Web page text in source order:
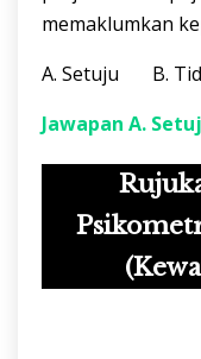
memaklumkan
A. Setuju B.
Jawapan A.